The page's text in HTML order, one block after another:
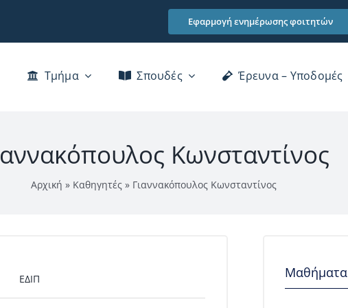
Εφαρμογή ενημέρωσης φοιτητών
Τμήμα
Αξιολόγησης του Προσωπικού του ΠΠΣ
Διατελέσαντα μέλη του Τμήματος
Βιβλιοθήκη
Σπουδές Έρευνα – Υποδομές
Κωνσταντίνος
Αρχική » Καθηγητές » Γιαννακόπουλος Κωνσταντίνος
ΕΔΙΠ Μαθήματα